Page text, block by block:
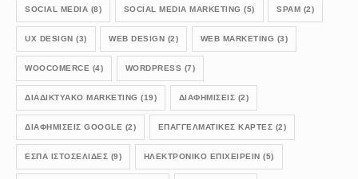
SOCIAL MEDIA (8) SOCIAL MEDIA MARKETING (5) SPAM (2)
UX DESIGN (3) WEB DESIGN (2) WEB MARKETING (3)
WOOCOMERCE (4) WORDPRESS (7)
ΔΙΑΔΙΚΤΥΑΚΟ MARKETING (19) ΔΙΑΦΗΜΙΣΕΙΣ (2)
ΔΙΑΦΗΜΙΣΕΙΣ GOOGLE (2) ΕΠΑΓΓΕΛΜΑΤΙΚΕΣ ΚΑΡΤΕΣ (2)
ΕΣΠΑ ΙΣΤΟΣΕΛΙΔΕΣ (9) ΗΛΕΚΤΡΟΝΙΚΟ ΕΠΙΧΕΙΡΕΙΝ (5)